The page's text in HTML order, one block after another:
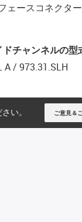
ェースコネクタ
チャンネルの型
A / 973.31.SLH
い。 ご意見＆